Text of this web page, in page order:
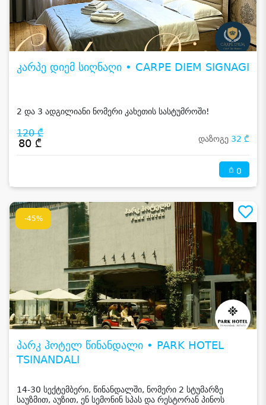
კარპე დიემ სიღნაღი • CARPE DIEM SIGNAGI
2 და 3 ადგილიანი ნომერი კახეთის სასტუმროში!
120 ₾
80 ₾ დაზოგე 32 ₾
0
-45%
პარკ ჰოტელ წინანდალი • PARK HOTEL
TSINANDALI
14-30 სექტემბერი, წინანდალში, ნომერი 2 სტუმარზე
საუზმით, აუზით, ენ სემონინ სპას და რესტორან პინოს